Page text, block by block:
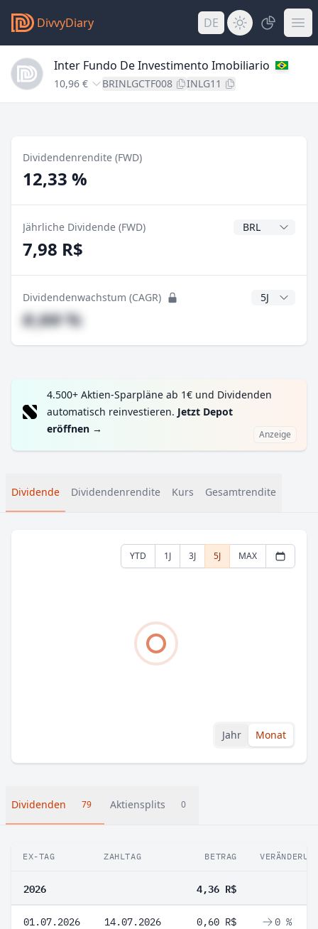
DivvyDiary DE
Inter Fundo De Investimento Imobiliario
10,96 € BRINLGCTF008 INLG11
Dividendenrendite (FWD)
12,33 %
Jährliche Dividende (FWD)
7,98 R$
Dividendenwachstum (CAGR) CAGR Jahre
#,## %
4.500+ Aktien-Sparpläne ab 1€ und Dividenden
automatisch reinvestieren. Jetzt Depot
eröffnen → Anzeige
Dividende Dividendenrendite Kurs Gesamtrendite
YTD 1J 3J 5J MAX
Jahr Monat
Dividenden 79 Aktiensplits 0
EX-TAG ZAHLTAG BETRAG
2026 4,36 R$
01.07.2026 14.07.2026 0,60 R$ 0 %